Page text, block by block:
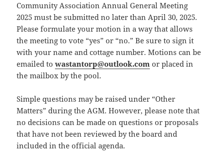
Community Association Annual General Meeting
2025 must be submitted no later than April 30, 2025.
Please formulate your motion in a way that allows
the meeting to vote “yes” or “no.” Be sure to sign it
with your name and cottage number. Motions can be
emailed towastantorp@outlook.com or placed in
the mailbox by the pool.
Simple questions may be raised under “Other
Matters” during the AGM. However, please note that
no decisions can be made on questions or proposals
that have not been reviewed by the board and
included in the official agenda.